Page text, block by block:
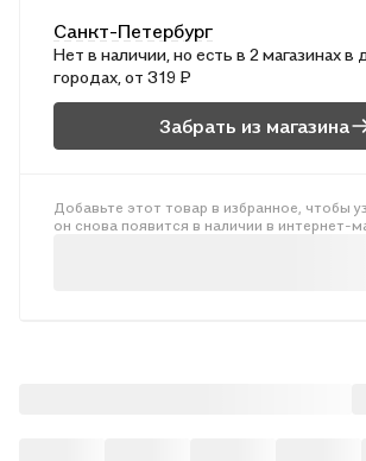
Санкт-Петербург
Нет в наличии, но есть в 2 магазинах в
городах, от 319 ₽
Забрать из магазина
Добавьте этот товар в избранное, чтобы
он снова появится в наличии в интернет-